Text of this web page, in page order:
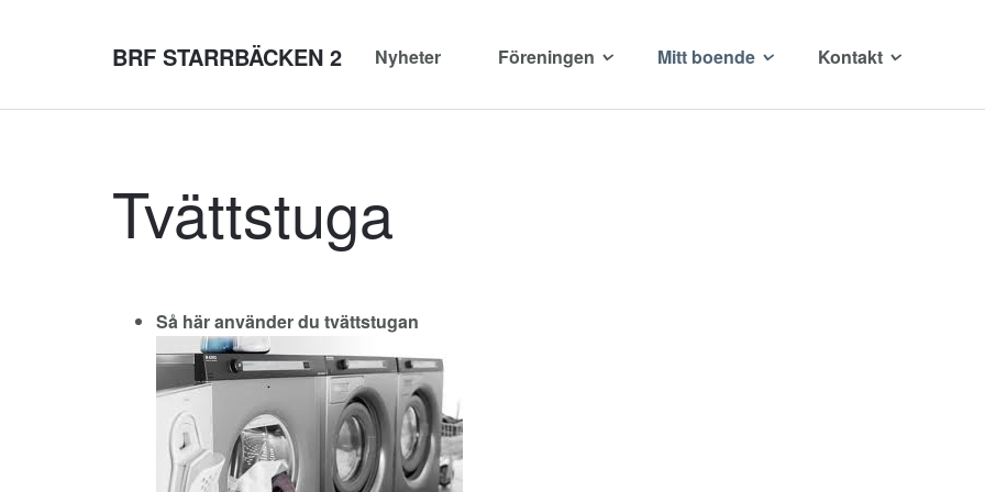
BRF STARRBÄCKEN 2 Nyheter Föreningen Mitt boende Kontakt
Tvättstuga
Så här använder du tvättstugan